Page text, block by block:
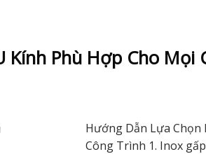
Phù Hợp Cho Mọi
Hướng Dẫn Lựa Chọn
Công Trình 1. Inox